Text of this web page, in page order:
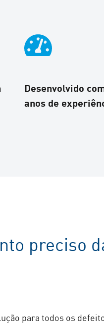
Desenvolvido
anos de
preciso
para todos os